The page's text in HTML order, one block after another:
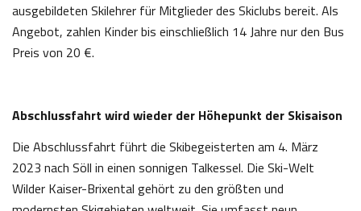
ausgebildeten Skilehrer für Mitglieder des Skiclubs bereit. Als
Angebot, zahlen Kinder bis einschließlich 14 Jahre nur den Bus
Preis von 20 €.
Abschlussfahrt wird wieder der Höhepunkt der Skisaison
Die Abschlussfahrt führt die Skibegeisterten am 4. März
2023 nach Söll in einen sonnigen Talkessel. Die Ski-Welt
Wilder Kaiser-Brixental gehört zu den größten und